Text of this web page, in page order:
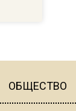
ОБЩЕСТВО